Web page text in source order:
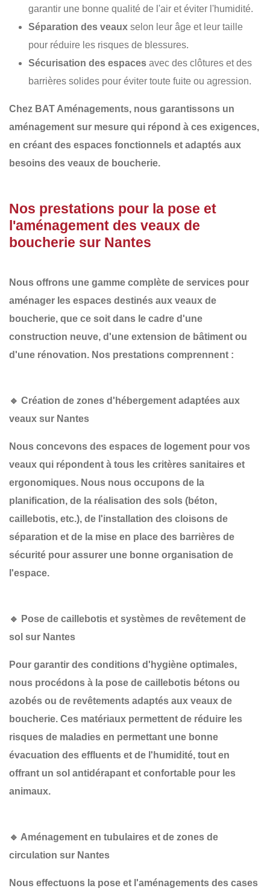
garantir une bonne qualité de l'air et éviter l'humidité.
Séparation des veaux selon leur âge et leur taille
pour réduire les risques de blessures.
Sécurisation des espaces avec des clôtures et des
barrières solides pour éviter toute fuite ou agression.
Chez BAT Aménagements, nous garantissons un
aménagement sur mesure qui répond à ces exigences,
en créant des espaces fonctionnels et adaptés aux
besoins des veaux de boucherie.
Nos prestations pour la pose et
l'aménagement des veaux de
boucherie sur Nantes
Nous offrons une gamme complète de services pour
aménager les espaces destinés aux veaux de
boucherie, que ce soit dans le cadre d'une
construction neuve, d'une extension de bâtiment ou
d'une rénovation. Nos prestations comprennent :
🔹 Création de zones d'hébergement adaptées aux
veaux sur Nantes
Nous concevons des espaces de logement pour vos
veaux qui répondent à tous les critères sanitaires et
ergonomiques. Nous nous occupons de la
planification, de la réalisation des sols (béton,
caillebotis, etc.), de l'installation des cloisons de
séparation et de la mise en place des barrières de
sécurité pour assurer une bonne organisation de
l'espace.
🔹 Pose de caillebotis et systèmes de revêtement de
sol sur Nantes
Pour garantir des conditions d'hygiène optimales,
nous procédons à la pose de caillebotis bétons ou
azobés ou de revêtements adaptés aux veaux de
boucherie. Ces matériaux permettent de réduire les
risques de maladies en permettant une bonne
évacuation des effluents et de l'humidité, tout en
offrant un sol antidérapant et confortable pour les
animaux.
🔹 Aménagement en tubulaires et de zones de
circulation sur Nantes
Nous effectuons la pose et l'aménagements des cases